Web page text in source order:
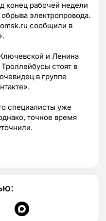
конец рабочей недели
электропровода.
сообщили в
и Ленина
стоят в
в группе
специалисты уже
точное время